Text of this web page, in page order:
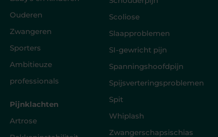
Ouderen
Zwangeren
Sporters
Ambitieuze
professionals
Pijnklachten
Artrose
Scoliose
Slaapproblemen
SI-gewricht pijn
Spanningshoofdpijn
Spijsverteringsproblemen
Spit
Whiplash
Zwangerschapsischias